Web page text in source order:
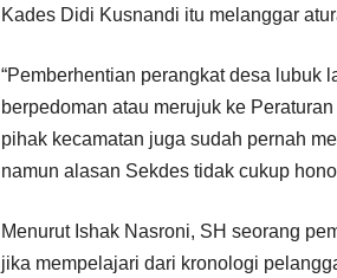
Kades Didi Kusnandi itu melanggar
“Pemberhentian perangkat desa lubuk
berpedoman atau merujuk ke
pihak kecamatan juga sudah pernah
namun alasan Sekdes tidak cukup
Menurut Ishak Nasroni, SH seorang
jika mempelajari dari kronologi